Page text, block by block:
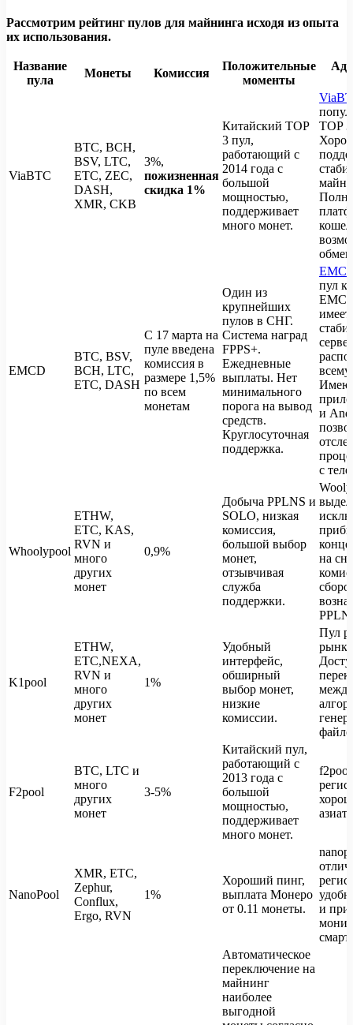
Рассмотрим рейтинг пулов для майнинга исходя из опыта
их использования.
Название
пула
Монеты Комиссия
Положительные
моменты
ViaBTC
BTC, BCH,
BSV, LTC,
ETC, ZEC,
DASH,
XMR, CKB
3%,
пожизненная
скидка 1%
Китайский TOP
3 пул,
работающий с
2014 года с
большой
мощностью,
поддерживает
много монет.
ТОP
EMCD
BTC, BSV,
BCH, LTC,
ETC, DASH
С 17 марта на
пуле введена
комиссия в
размере 1,5%
по всем
монетам
Один из
крупнейших
пулов в СНГ.
Система наград
FPPS+.
Ежедневные
выплаты. Нет
минимального
порога на вывод
средств.
Круглосуточная
поддержка.
пул
и
с
Whoolypool
ETHW,
ETC, KAS,
RVN и
много
других
монет
0,9%
Добыча PPLNS и
SOLO, низкая
комиссия,
большой выбор
монет,
отзывчивая
служба
поддержки.
на
K1pool
ETHW,
ETC,NEXA,
RVN и
много
других
монет
1%
Удобный
интерфейс,
обширный
выбор монет,
низкие
комиссии.
Пул
F2pool
BTC, LTC и
много
других
монет
3-5%
Китайский пул,
работающий с
2013 года с
большой
мощностью,
поддерживает
много монет.
NanoPool
XMR, ETC,
Zephur,
Conflux,
Ergo, RVN
1%
Хороший пинг,
выплата Монеро
от 0.11 монеты.
и
Автоматическое
переключение на
майнинг
наиболее
выгодной